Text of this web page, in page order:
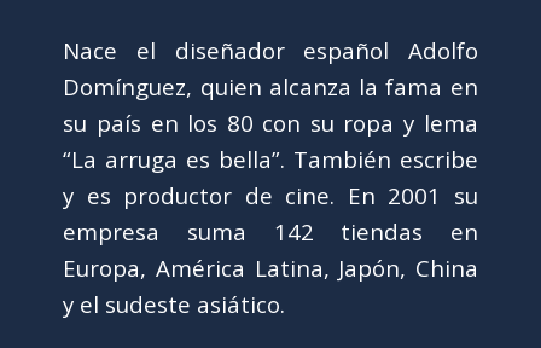
Nace el diseñador español Adolfo
Domínguez, quien alcanza la fama en
su país en los 80 con su ropa y lema
“La arruga es bella”. También escribe
y es productor de cine. En 2001 su
empresa suma 142 tiendas en
Europa, América Latina, Japón, China
y el sudeste asiático.